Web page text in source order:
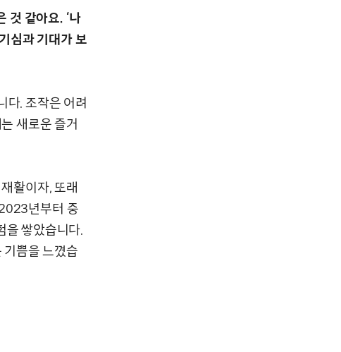
것 같아요. ‘나
심과 기대가 보
다. 조작은 어려
새로운 즐거
활이자, 또래
년부터 중
을 쌓았습니다.
기쁨을 느꼈습